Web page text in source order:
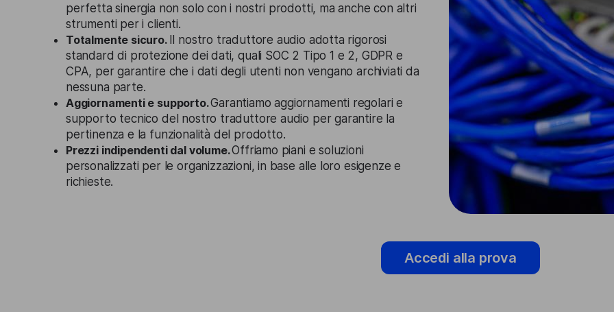
perfetta sinergia non solo con i nostri prodotti, ma anche con altri
strumenti per i clienti.
Totalmente sicuro.
Il nostro traduttore audio adotta rigorosi
standard di protezione dei dati, quali SOC 2 Tipo 1 e 2, GDPR e
CPA, per garantire che i dati degli utenti non vengano archiviati da
nessuna parte.
Aggiornamenti e supporto.Garantiamo aggiornamenti regolari e
supporto tecnico del nostro traduttore audio per garantire la
pertinenza e la funzionalità del prodotto.
Prezzi indipendenti dal volume.Offriamo piani e soluzioni
personalizzati per le organizzazioni, in base alle loro esigenze e
richieste.
Accedi alla prova